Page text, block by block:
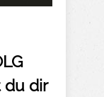
du dir